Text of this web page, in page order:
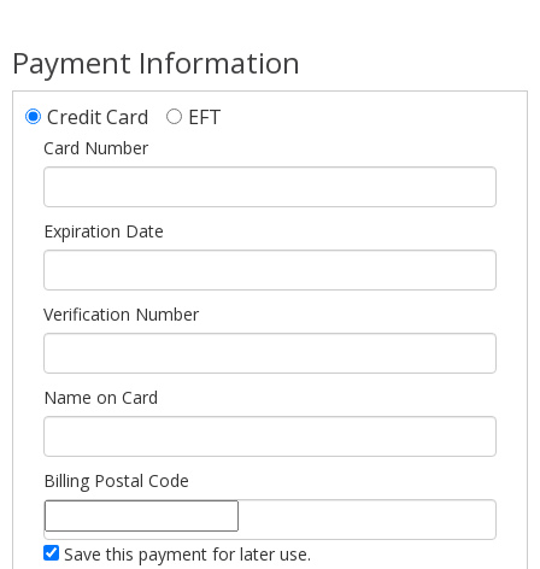
Payment Information
Credit Card EFT
Card Number
Expiration Date
Verification Number
Name on Card
Billing Postal Code
Save this payment for later use.